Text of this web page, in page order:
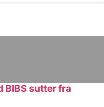
BIBS sutter fra